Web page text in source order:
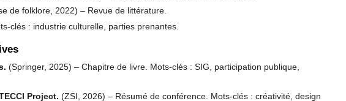
de folklore, 2022) – Revue de littérature.
clés : industrie culturelle, parties prenantes.
(Springer, 2025) – Chapitre de livre. Mots-clés : SIG, participation publique,
Project. (ZSI, 2026) – Résumé de conférence. Mots-clés : créativité, design